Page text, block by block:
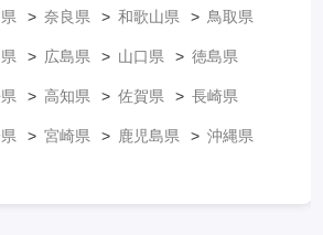
奈良県 和歌山県 鳥取県
広島県 山口県 徳島県
高知県 佐賀県 長崎県
宮崎県 鹿児島県 沖縄県